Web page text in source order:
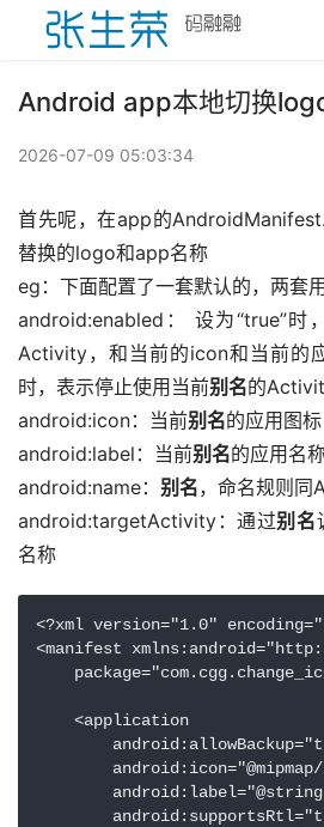
Android app本地切换
2026-07-09 05:03:34
首先呢，在app的
替换的logo和app名称
eg：下面配置了一套默认的，两套
android:enabled： 设为“true”时
Activity，和当前的icon和当前的
时，表示停止使用当前别名的
android:icon：当前别名的应用图标
android:label：当前别名的应用名
android:name： 别名，命名规则同
android:targetActivity：通过别名
名称
<?xml version="1.0"
<manifest
    <application